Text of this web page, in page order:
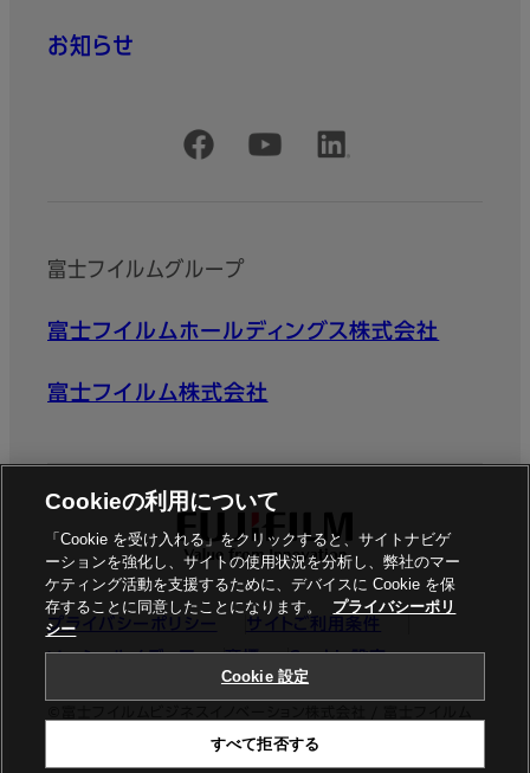
お知らせ
公式SNSアカウント
富士フイルムグループ
富士フイルムホールディングス株式会社
富士フイルム株式会社
プライバシーポリシー
サイトご利用条件
ソーシャルメディア
商標 Cookie設定
ビジネスイノベーションジャパン株式会社
Cookieの利用について
「Cookie を受け入れる」をクリックすると、サイトナビゲ
ーションを強化し、サイトの使用状況を分析し、弊社のマー
ケティング活動を支援するために、デバイスに Cookie を保
存することに同意したことになります。
プライバシーポリ
シー
Cookie 設定
すべて拒否する